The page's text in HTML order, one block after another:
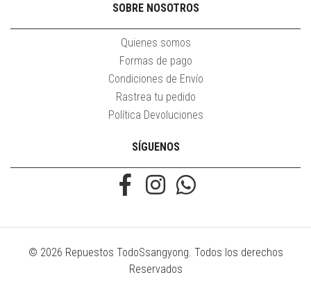
SOBRE NOSOTROS
Quienes somos
Formas de pago
Condiciones de Envío
Rastrea tu pedido
Política Devoluciones
SÍGUENOS
© 2026 Repuestos TodoSsangyong. Todos los derechos
Reservados